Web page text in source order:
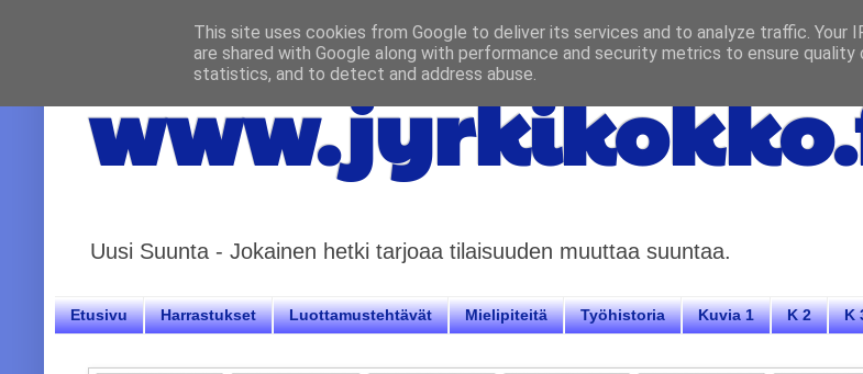
Uusi Suunta - Jokainen hetki tarjoaa tilaisuuden muuttaa suuntaa.
Etusivu Harrastukset Luottamustehtävät Mielipiteitä Työhistoria Kuvia 1 K 2 K
This site uses cookies from Google to deliver its services and to analyze traffic. Your
are shared with Google along with performance and security metrics to ensure quality
statistics, and to detect and address abuse.